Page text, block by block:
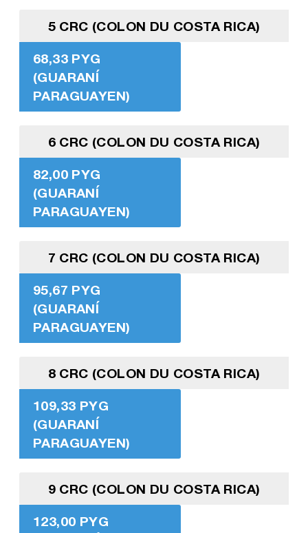
5 CRC (COLON DU COSTA RICA)
68,33 PYG
(GUARANÍ
PARAGUAYEN)
6 CRC (COLON DU COSTA RICA)
82,00 PYG
(GUARANÍ
PARAGUAYEN)
7 CRC (COLON DU COSTA RICA)
95,67 PYG
(GUARANÍ
PARAGUAYEN)
8 CRC (COLON DU COSTA RICA)
109,33 PYG
(GUARANÍ
PARAGUAYEN)
9 CRC (COLON DU COSTA RICA)
123,00 PYG